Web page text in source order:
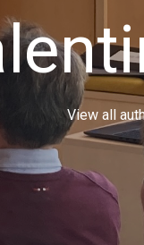
View all